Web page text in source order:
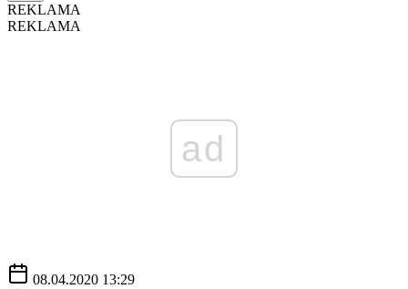
REKLAMA
REKLAMA
ad
08.04.2020 13:29